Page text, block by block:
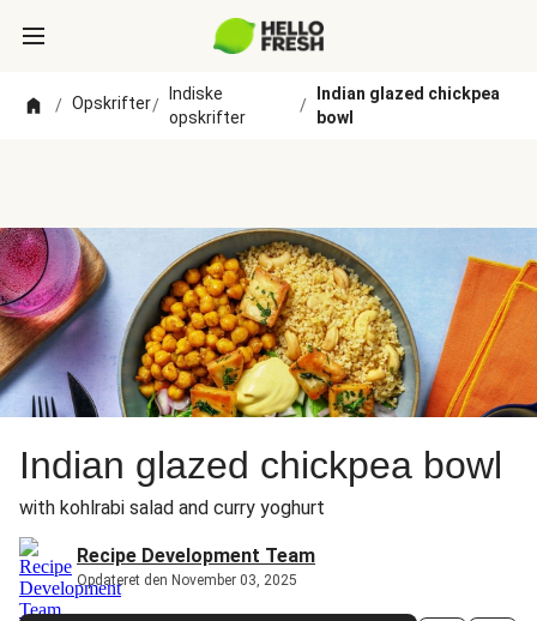
/ Opskrifter/
Indiske
opskrifter
/
Indian glazed chickpea
bowl
Indian glazed chickpea bowl
with kohlrabi salad and curry yoghurt
Recipe Development Team
Opdateret den November 03, 2025